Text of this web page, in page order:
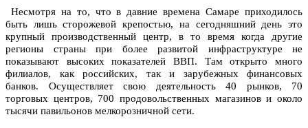
Несмотря на то, что в давние времена Самаре приходилось
быть лишь сторожевой крепостью, на сегодняшний день это
крупный производственный центр, в то время когда другие
регионы страны при более развитой инфраструктуре не
показывают высоких показателей ВВП. Там открыто много
филиалов, как российских, так и зарубежных финансовых
банков. Осуществляет свою деятельность 40 рынков, 70
торговых центров, 700 продовольственных магазинов и около
тысячи павильонов мелкорозничной сети.